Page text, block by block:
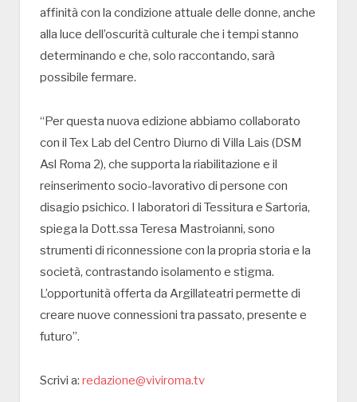
affinità con la condizione attuale delle donne, anche
alla luce dell’oscurità culturale che i tempi stanno
determinando e che, solo raccontando, sarà
possibile fermare.
“Per questa nuova edizione abbiamo collaborato
con il Tex Lab del Centro Diurno di Villa Lais (DSM
Asl Roma 2), che supporta la riabilitazione e il
reinserimento socio-lavorativo di persone con
disagio psichico. I laboratori di Tessitura e Sartoria,
spiega la Dott.ssa Teresa Mastroianni, sono
strumenti di riconnessione con la propria storia e la
società, contrastando isolamento e stigma.
L’opportunità offerta da Argillateatri permette di
creare nuove connessioni tra passato, presente e
futuro”.
Scrivi a: redazione@viviroma.tv